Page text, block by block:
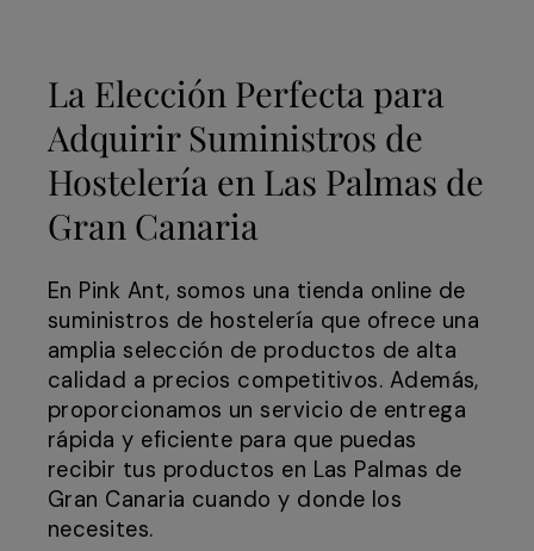
La Elección Perfecta para
Adquirir Suministros de
Hostelería en Las Palmas de
Gran Canaria
En Pink Ant, somos una tienda online de
suministros de hostelería que ofrece una
amplia selección de productos de alta
calidad a precios competitivos. Además,
proporcionamos un servicio de entrega
rápida y eficiente para que puedas
recibir tus productos en Las Palmas de
Gran Canaria cuando y donde los
necesites.